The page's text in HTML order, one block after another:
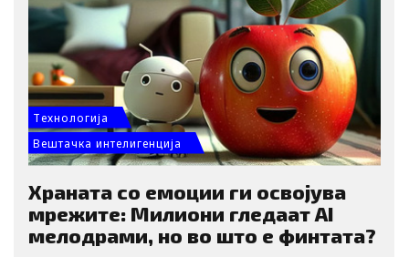
Tехнологија
Вештачка интелигенција
Храната со емоции ги освојува
мрежите: Милиони гледаат AI
мелодрами, но во што е финтата?